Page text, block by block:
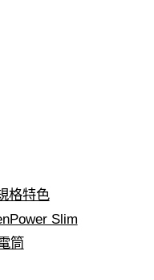
格特色
Slim
筒